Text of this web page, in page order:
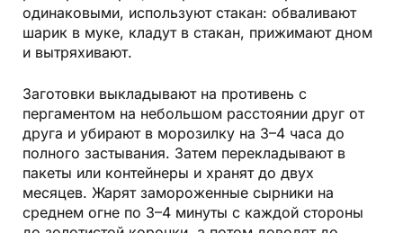
одинаковыми, используют стакан: обваливают
шарик в муке, кладут в стакан, прижимают дном
и вытряхивают.
Заготовки выкладывают на противень с
пергаментом на небольшом расстоянии друг от
друга и убирают в морозилку на 3–4 часа до
полного застывания. Затем перекладывают в
пакеты или контейнеры и хранят до двух
месяцев. Жарят замороженные сырники на
среднем огне по 3–4 минуты с каждой стороны